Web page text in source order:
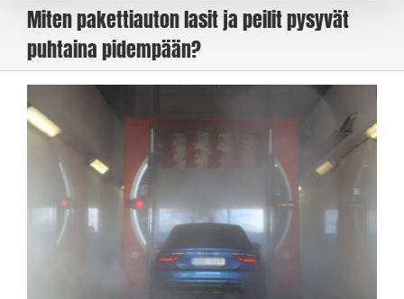
Miten pakettiauton lasit ja peilit pysyvät
puhtaina pidempään?
kuvaa
isompana